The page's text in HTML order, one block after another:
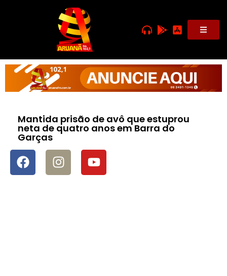
Mantida prisão de avô que estuprou
neta de quatro anos em Barra do
Garças